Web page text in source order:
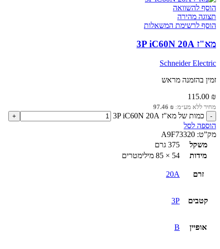
הוסף להשוואה
תצוגה מהירה
הוסף לרשימת המשאלות
מא"ז 3P iC60N 20A
Schneider Electric
זמין בהזמנה מראש
115.00 ₪
מחיר ללא מע״מ: 97.46 ₪
כמות של מא"ז 3P iC60N 20A
הוספה לסל
מק”ט: A9F73320
משקל
375 גרם
מידות
54 × 85 מילימטרים
זרם 20A
קטבים 3P
אופיין B